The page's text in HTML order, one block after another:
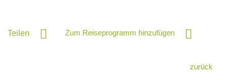
Teilen Zum Reiseprogramm hinzufügen
zurück